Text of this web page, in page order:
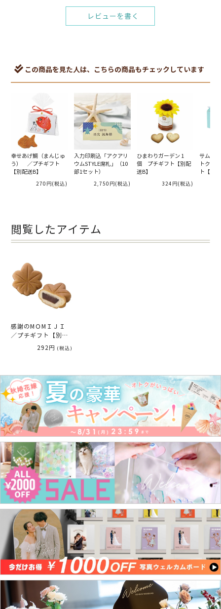
レビューを書く
この商品を見た人は、こちらの商品もチェックしています
幸せあげ鯛（まんじゅ
う） ／プチギフト
【別配送B】
270円(税込)
入力印刷込「アクアリ
ウムSTYLE席札」（10
部1セット）
2,750円(税込)
ひまわりガーデン 1
個 プチギフト【別配
送B】
324円(税込)
サムシ
トクッ
ト【別
閲覧したアイテム
感謝のMＯMＩＪＩ
／プチギフト【別配
292円 (税込)